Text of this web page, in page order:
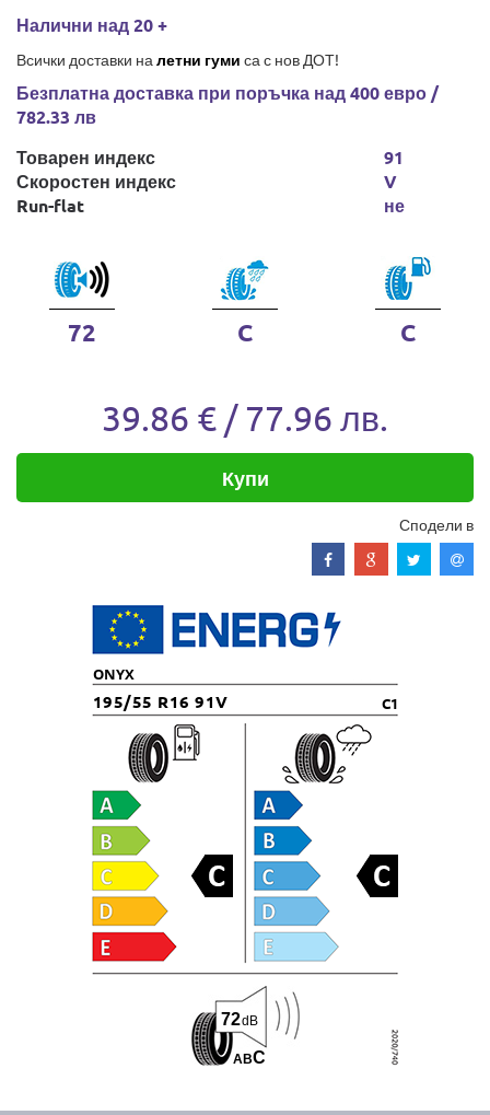
Налични над 20 +
Всички доставки на летни гуми са с нов ДОТ!
Безплатна доставка при поръчка над 400 евро /
782.33 лв
Товарен индекс
Скоростен индекс
Run-flat
91
V
не
72 C C
39.86 € / 77.96 лв.
Купи
Сподели в
ONYX
195/55 R16 91V C1
ABC
72dB